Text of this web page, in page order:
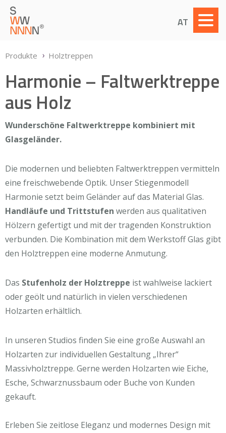
AT
Produkte Holztreppen
Harmonie – Falt­werk­treppe
aus Holz
Wunderschöne Faltwerktreppe kombiniert mit
Glasgeländer.
Die modernen und beliebten Faltwerktreppen vermitteln
eine freischwebende Optik. Unser Stiegenmodell
Harmonie setzt beim Geländer auf das Material Glas.
Handläufe und Trittstufen werden aus qualitativen
Hölzern gefertigt und mit der tragenden Konstruktion
verbunden. Die Kombination mit dem Werkstoff Glas gibt
den Holztreppen eine moderne Anmutung.
Das Stufenholz der Holztreppe ist wahlweise lackiert
oder geölt und natürlich in vielen verschiedenen
Holzarten erhältlich.
In unseren Studios finden Sie eine große Auswahl an
Holzarten zur individuellen Gestaltung „Ihrer“
Massivholztreppe. Gerne werden Holzarten wie Eiche,
Esche, Schwarznussbaum oder Buche von Kunden
gekauft.
Erleben Sie zeitlose Eleganz und modernes Design mit